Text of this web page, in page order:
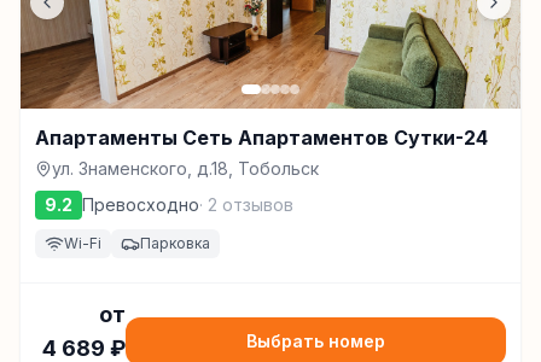
Апартаменты Сеть Апартаментов Сутки-24
ул. Знаменского, д.18, Тобольск
9.2 Превосходно· 2 отзывов
Wi-Fi Парковка
от
4 689 ₽ Выбрать номер